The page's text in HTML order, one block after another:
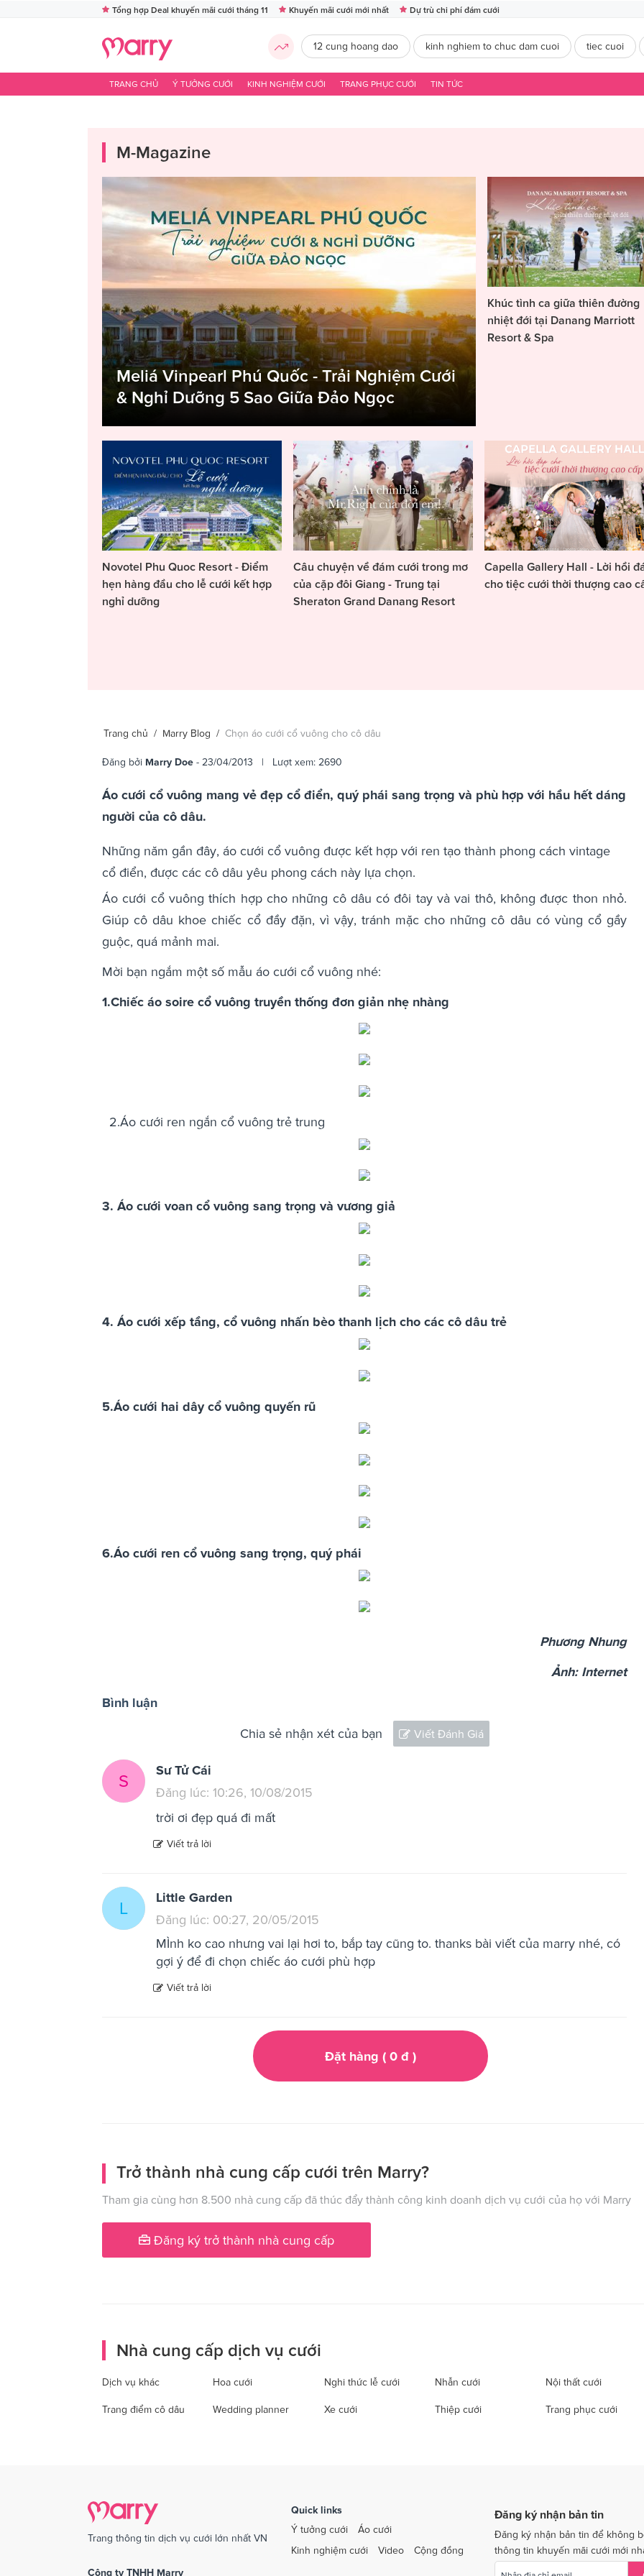
Tổng hợp Deal khuyến mãi cưới tháng 11 Khuyến mãi cưới mới nhất Dự trù chi phí đám cưới
12 cung hoang dao kinh nghiem to chuc dam cuoi tiec cuoi
TRANG CHỦ Ý TƯỞNG CƯỚI KINH NGHIỆM CƯỚI TRANG PHỤC CƯỚI TIN TỨC
M-Magazine
Meliá Vinpearl Phú Quốc - Trải Nghiệm Cưới
& Nghỉ Dưỡng 5 Sao Giữa Đảo Ngọc
Khúc tình ca giữa thiên đường
nhiệt đới tại Danang Marriott
Resort & Spa
Novotel Phu Quoc Resort - Điểm
hẹn hàng đầu cho lễ cưới kết hợp
nghỉ dưỡng
Câu chuyện về đám cưới trong mơ
của cặp đôi Giang - Trung tại
Sheraton Grand Danang Resort
Capella Gallery Hall - Lời hồi
cho tiệc cưới thời thượng cao
Trang chủ / Marry Blog / Chọn áo cưới cổ vuông cho cô dâu
Đăng bởi Marry Doe - 23/04/2013 | Lượt xem: 2690
Áo cưới cổ vuông mang vẻ đẹp cổ điển, quý phái sang trọng và phù hợp với hầu hết dáng
người của cô dâu.
Những năm gần đây, áo cưới cổ vuông được kết hợp với ren tạo thành phong cách vintage
cổ điển, được các cô dâu yêu phong cách này lựa chọn.
Áo cưới cổ vuông thích hợp cho những cô dâu có đôi tay và vai thô, không được thon nhỏ.
Giúp cô dâu khoe chiếc cổ đầy đặn, vì vậy, tránh mặc cho những cô dâu có vùng cổ gầy
guộc, quá mảnh mai.
Mời bạn ngắm một số mẫu áo cưới cổ vuông nhé:
1.Chiếc áo soire cổ vuông truyền thống đơn giản nhẹ nhàng
2.Áo cưới ren ngắn cổ vuông trẻ trung
3. Áo cưới voan cổ vuông sang trọng và vương giả
4. Áo cưới xếp tầng, cổ vuông nhấn bèo thanh lịch cho các cô dâu trẻ
5.Áo cưới hai dây cổ vuông quyến rũ
6.Áo cưới ren cổ vuông sang trọng, quý phái
Phương Nhung
Ảnh: Internet
Bình luận
Chia sẻ nhận xét của bạn Viết Đánh Giá
S
Sư Tử Cái
Đăng lúc: 10:26, 10/08/2015
trời ơi đẹp quá đi mất
Viết trả lời
L
Little Garden
Đăng lúc: 00:27, 20/05/2015
MÌnh ko cao nhưng vai lại hơi to, bắp tay cũng to. thanks bài viết của marry nhé, có
gợi ý để đi chọn chiếc áo cưới phù hợp
Viết trả lời
Đặt hàng ( 0đ )
Trở thành nhà cung cấp cưới trên Marry?
Tham gia cùng hơn 8.500 nhà cung cấp đã thúc đẩy thành công kinh doanh dịch vụ cưới của họ với Marry
Đăng ký trở thành nhà cung cấp
Nhà cung cấp dịch vụ cưới
Dịch vụ khác Hoa cưới Nghi thức lễ cưới Nhẫn cưới Nội thất cưới
Trang điểm cô dâu Wedding planner Xe cưới Thiệp cưới Trang phục cưới
Trang thông tin dịch vụ cưới lớn nhất VN
Công ty TNHH Marry
Quick links
Ý tưởng cưới
Áo cưới
Kinh nghiệm cưới
Video Cộng đồng
Đăng ký nhận bản tin
Đăng ký nhận bản tin để không
thông tin khuyến mãi cưới mới